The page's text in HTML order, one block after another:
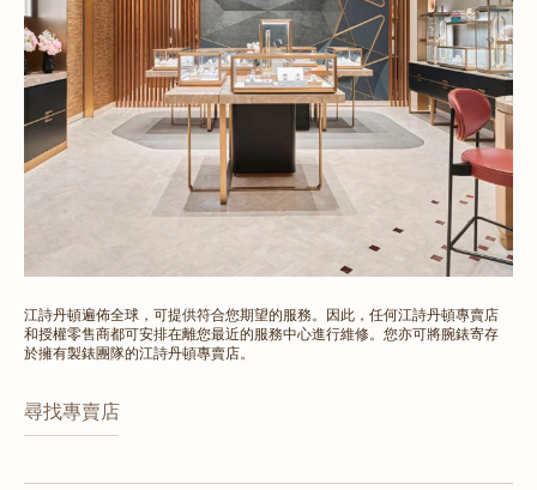
江詩丹頓遍佈全球，可提供符合您期望的服務。因此，任何江詩丹頓專賣店
和授權零售商都可安排在離您最近的服務中心進行維修。您亦可將腕錶寄存
於擁有製錶團隊的江詩丹頓專賣店。
尋找專賣店